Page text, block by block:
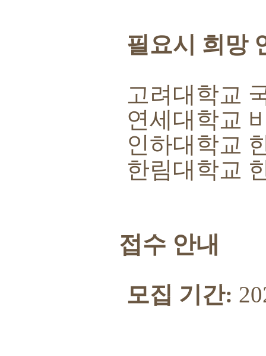
필요시 희망
고려대학교
연세대학교
인하대학교
한림대학교
접수 안내
모집 기간: